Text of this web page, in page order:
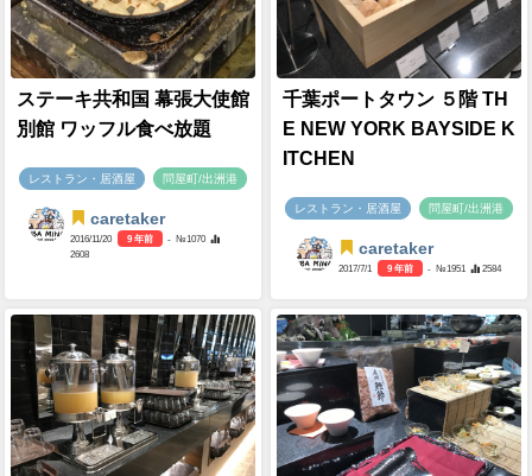
ステーキ共和国 幕張大使館
別館 ワッフル食べ放題
レストラン・居酒屋 問屋町/出洲港
caretaker
2016/11/20 9 年前
- №1070
2608
千葉ポートタウン ５階 TH
E NEW YORK BAYSIDE K
ITCHEN
レストラン・居酒屋 問屋町/出洲港
caretaker
2017/7/1 9 年前 - №1951 2584